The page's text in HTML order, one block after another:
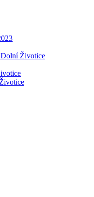
Dolní Životice